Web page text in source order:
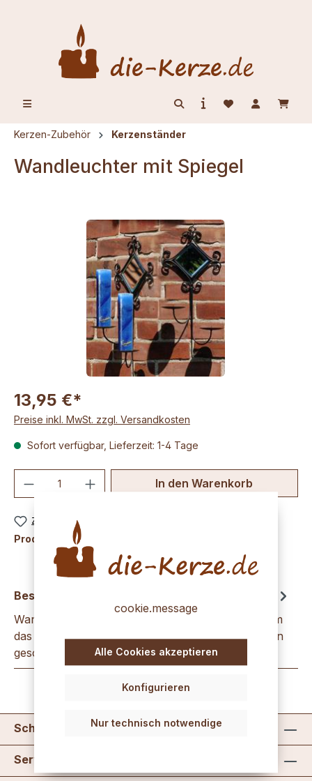
Kerzen-Zubehör Kerzenständer
Wandleuchter mit Spiegel
Bildergalerie überspringen
13,95 €*
Preise inkl. MwSt. zzgl. Versandkosten
Sofort verfügbar, Lieferzeit: 1-4 Tage
Produkt Anzahl: Gib denIn den Warenkorb
Zum Merkzettel hinzufügen
Produktnummer:
Beschreibung
Wandleuchter mit Spiegeleinsatz23 x 12 x 40,5 cm
das rustikale Schmiedeeisen erh&auml;lt durch den
geschliffenen Spiegel se…Mehr
Schreib uns
Service
cookie.message
Nur technisch notwendige
Konfigurieren
Alle Cookies akzeptieren